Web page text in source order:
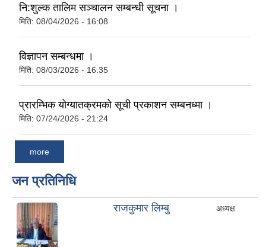
नि:शुल्क तालिम सञ्चालन सम्बन्धी सूचना ।
मिति: 08/04/2026 - 16:08
विज्ञापन सम्बन्धमा ।
मिति: 08/03/2026 - 16:35
प्रारम्भिक योग्यातक्रमको सूची प्रकाशन सम्बनध्मा ।
मिति: 07/24/2026 - 21:24
more
जन प्रतिनिधि
राजकुमार लिम्बु अध्यक्ष